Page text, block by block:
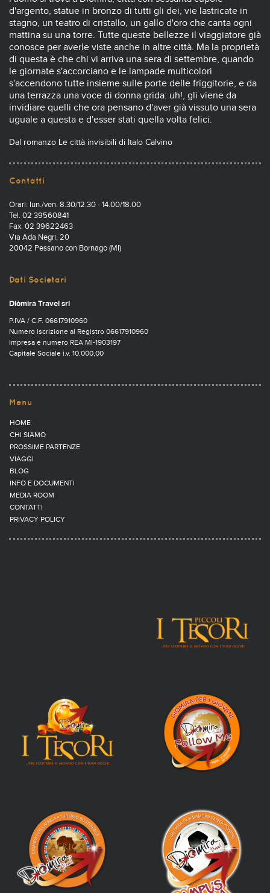
d'argento, statue in bronzo di tutti gli dei, vie lastricate in
stagno, un teatro di cristallo, un gallo d'oro che canta ogni
mattina su una torre. Tutte queste bellezze il viaggiatore già
conosce per averle viste anche in altre città. Ma la proprietà
di questa è che chi vi arriva una sera di settembre, quando
le giornate s'accorciano e le lampade multicolori
s'accendono tutte insieme sulle porte delle friggitorie, e da
una terrazza una voce di donna grida: uh!, gli viene da
invidiare quelli che ora pensano d'aver già vissuto una sera
uguale a questa e d'esser stati quella volta felici.
Dal romanzo Le città invisibili di Italo Calvino
Contatti
Orari: lun./ven. 8.30/12.30 - 14.00/18.00
Tel. 02 39560841
Fax. 02 39622463
Via Ada Negri, 20
20042 Pessano con Bornago (MI)
Dati Societari
Diòmira Travel srl
P.IVA / C.F. 06617910960
Numero iscrizione al Registro 06617910960
Impresa e numero REA MI-1903197
Capitale Sociale i.v. 10.000,00
Menu
HOME
CHI SIAMO
PROSSIME PARTENZE
VIAGGI
BLOG
INFO E DOCUMENTI
MEDIA ROOM
CONTATTI
PRIVACY POLICY